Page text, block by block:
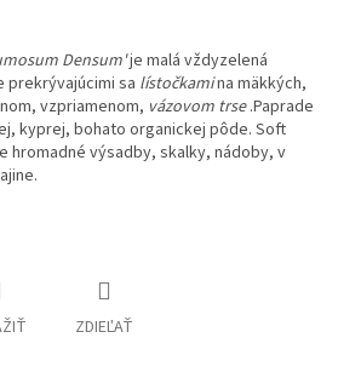
Densum' je malá vždyzelená
prekrývajúcimi sa lístočkamina mäkkých,
vzpriamenom, vázovom trse .Paprade
kyprej, bohato organickej pôde. Soft
hromadné výsadby, skalky, nádoby, v
ZDIEĽAŤ